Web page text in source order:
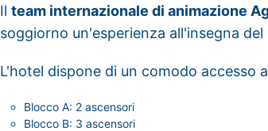
Il team internazionale di animazione
soggiorno un'esperienza all'insegna
L'hotel dispone di un comodo accesso
Blocco A: 2 ascensori
Blocco B: 3 ascensori